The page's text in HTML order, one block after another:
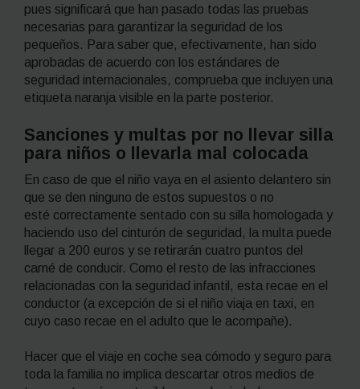
pues significará que han pasado todas las pruebas
necesarias para garantizar la seguridad de los
pequeños. Para saber que, efectivamente, han sido
aprobadas de acuerdo con los estándares de
seguridad internacionales, comprueba que incluyen una
etiqueta naranja visible en la parte posterior.
Sanciones y multas por no llevar silla
para niños o llevarla mal colocada
En caso de que el niño vaya en el asiento delantero sin
que se den ninguno de estos supuestos o no
esté correctamente sentado con su silla homologada y
haciendo uso del cinturón de seguridad, la multa puede
llegar a 200 euros y se retirarán cuatro puntos del
carné de conducir. Como el resto de las infracciones
relacionadas con la seguridad infantil, esta recae en el
conductor (a excepción de si el niño viaja en taxi, en
cuyo caso recae en el adulto que le acompañe).
Hacer que el viaje en coche sea cómodo y seguro para
toda la familia no implica descartar otros medios de